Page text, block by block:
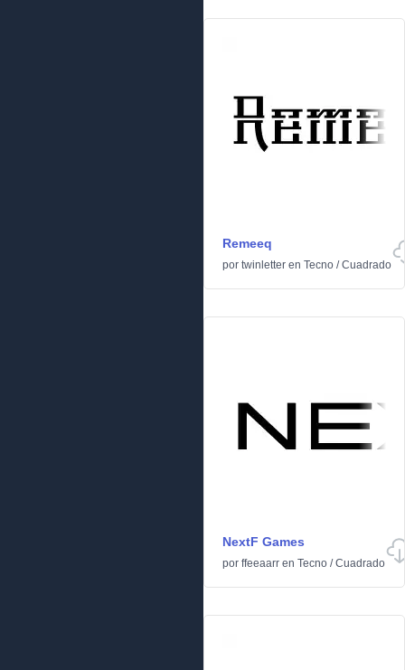
Remeeq
por twinletter en Tecno /Cuadrado
NextF Games
por ffeeaarr en Tecno /Cuadrado